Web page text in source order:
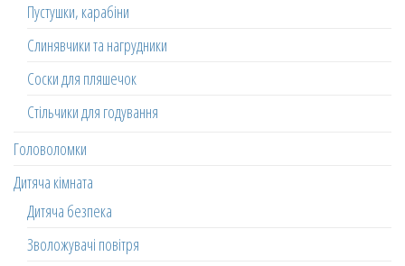
Пустушки, карабіни
Слинявчики та нагрудники
Соски для пляшечок
Стільчики для годування
Головоломки
Дитяча кімната
Дитяча безпека
Зволожувачі повітря